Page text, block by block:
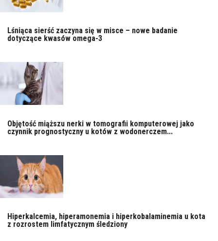
Lśniąca sierść zaczyna się w misce – nowe badanie
dotyczące kwasów omega-3
Objętość miąższu nerki w tomografii komputerowej jako
czynnik prognostyczny u kotów z wodonerczem...
Hiperkalcemia, hiperamonemia i hiperkobalaminemia u kota
z rozrostem limfatycznym śledziony